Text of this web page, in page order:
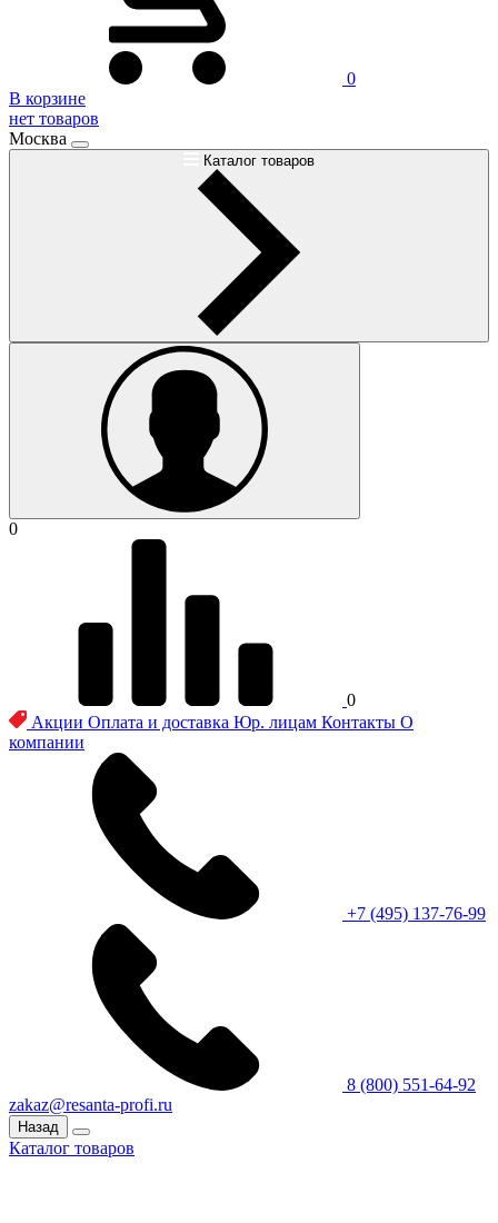
0
В корзине
нет товаров
Москва
Каталог товаров
0
0
Акции Оплата и доставка Юр. лицам Контакты О
компании
+7 (495) 137-76-99
8 (800) 551-64-92
zakaz@resanta-profi.ru
Назад
Каталог товаров